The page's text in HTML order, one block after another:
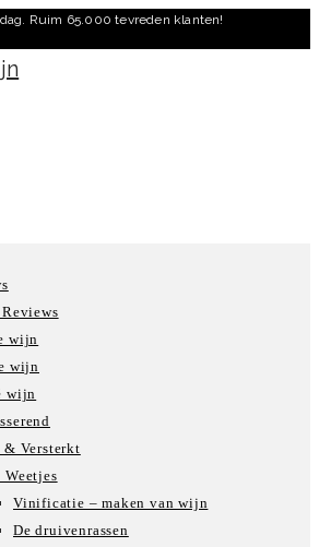
Ruim 65.000 tevreden klanten!
wijn
wijn
wijn
& Versterkt
Vinificatie – maken van wijn
De druivenrassen